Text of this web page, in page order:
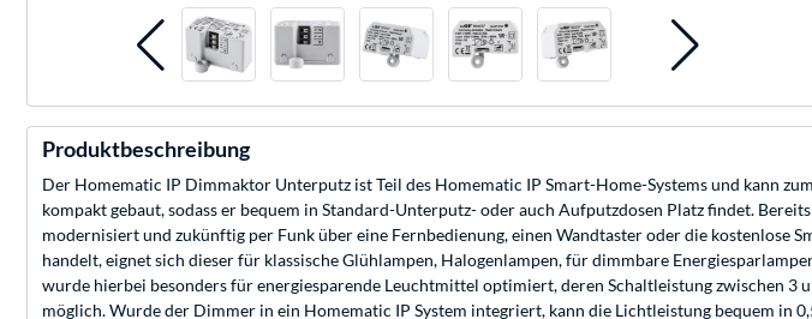
Produktbeschreibung
Der Homematic IP Dimmaktor Unterputz ist Teil des Homematic IP Smart-Home-Systems und kann
kompakt gebaut, sodass er bequem in Standard-Unterputz- oder auch Aufputzdosen Platz findet.
modernisiert und zukünftig per Funk über eine Fernbedienung, einen Wandtaster oder die kostenlose
handelt, eignet sich dieser für klassische Glühlampen, Halogenlampen, für dimmbare
wurde hierbei besonders für energiesparende Leuchtmittel optimiert, deren Schaltleistung zwischen
möglich. Wurde der Dimmer in ein Homematic IP System integriert, kann die Lichtleistung bequem in